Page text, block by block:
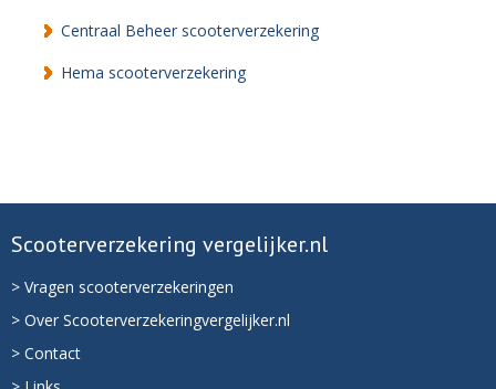
Centraal Beheer scooterverzekering
Hema scooterverzekering
Scooterverzekering vergelijker.nl
> Vragen scooterverzekeringen
> Over Scooterverzekeringvergelijker.nl
> Contact